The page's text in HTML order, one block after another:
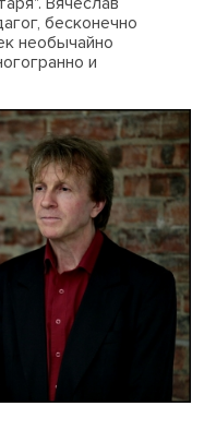
бесконечно
необычайно
и